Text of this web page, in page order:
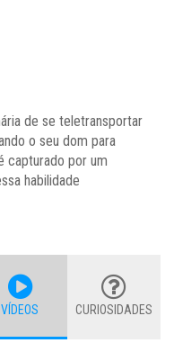
de se teletransportar
o seu dom para
capturado por um
habilidade
VÍDEOS CURIOSIDADES